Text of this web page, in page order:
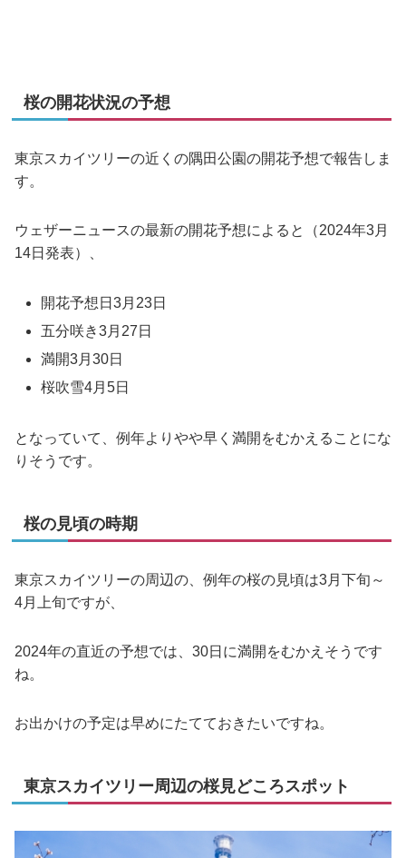
桜の開花状況の予想
東京スカイツリーの近くの隅田公園の開花予想で報告しま
す。
ウェザーニュースの最新の開花予想によると（2024年3月
14日発表）、
開花予想日3月23日
五分咲き3月27日
満開3月30日
桜吹雪4月5日
となっていて、例年よりやや早く満開をむかえることにな
りそうです。
桜の見頃の時期
東京スカイツリーの周辺の、例年の桜の見頃は3月下旬～
4月上旬ですが、
2024年の直近の予想では、30日に満開をむかえそうです
ね。
お出かけの予定は早めにたてておきたいですね。
東京スカイツリー周辺の桜見どころスポット